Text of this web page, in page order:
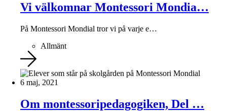
Vi välkomnar Montessori Mondia…
På Montessori Mondial tror vi på varje e…
Allmänt
6 maj, 2021
Om montessoripedagogiken, Del …